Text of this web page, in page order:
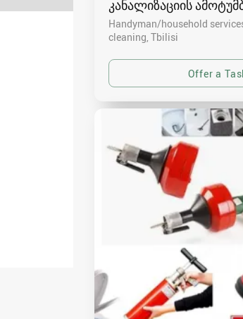
კანალიზაციის
Handyman/household
cleaning Tbilisi